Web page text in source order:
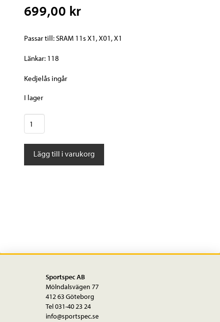
699,00 kr
Passar till: SRAM 11s X1, X01, X1
Länkar: 118
Kedjelås ingår
I lager
SRAM
Kedja
PC-
XX1Lägg till i varukorg
Sportspec AB
Mölndalsvägen 77
412 63 Göteborg
Tel 031-40 23 24
info@sportspec.se